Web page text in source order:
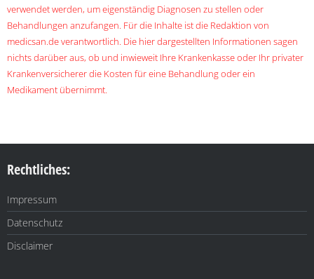
verwendet werden, um eigenständig Diagnosen zu stellen oder
Behandlungen anzufangen. Für die Inhalte ist die Redaktion von
medicsan.de verantwortlich. Die hier dargestellten Informationen sagen
nichts darüber aus, ob und inwieweit Ihre Krankenkasse oder Ihr privater
Krankenversicherer die Kosten für eine Behandlung oder ein
Medikament übernimmt.
Rechtliches:
Impressum
Datenschutz
Disclaimer